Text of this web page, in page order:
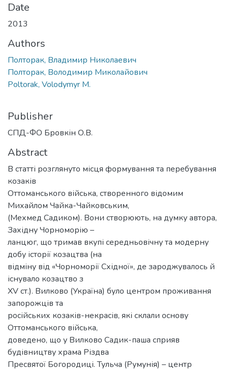
Date
2013
Authors
Полторак, Владимир Николаевич
Полторак, Володимир Миколайович
Poltorak, Volodymyr M.
Publisher
СПД-ФО Бровкін О.В.
Abstract
В статті розглянуто місця формування та перебування
козаків
Оттоманського війська, створенного відомим
Михайлом Чайка-Чайковським,
(Мехмед Садиком). Вони створюють, на думку автора,
Західну Чорноморію –
ланцюг, що тримав вкупі середньовічну та модерну
добу історії козацтва (на
відміну від «Чорноморії Східної», де зароджувалось й
існувало козацтво з
XV ст.). Вилково (Україна) було центром проживання
запорожців та
російських козаків-некрасів, які склали основу
Оттоманського війська,
доведено, що у Вилково Садик-паша сприяв
будівництву храма Різдва
Пресвятої Богородиці. Тульча (Румунія) – центр